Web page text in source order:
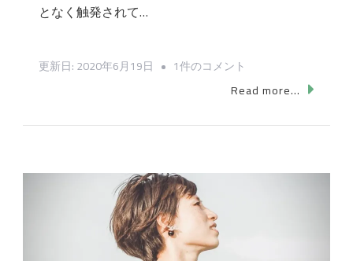
となく触発されて…
更新日:2020年6月19日
「先
る
リ
ー
ダ
1件のコメント
Read more...